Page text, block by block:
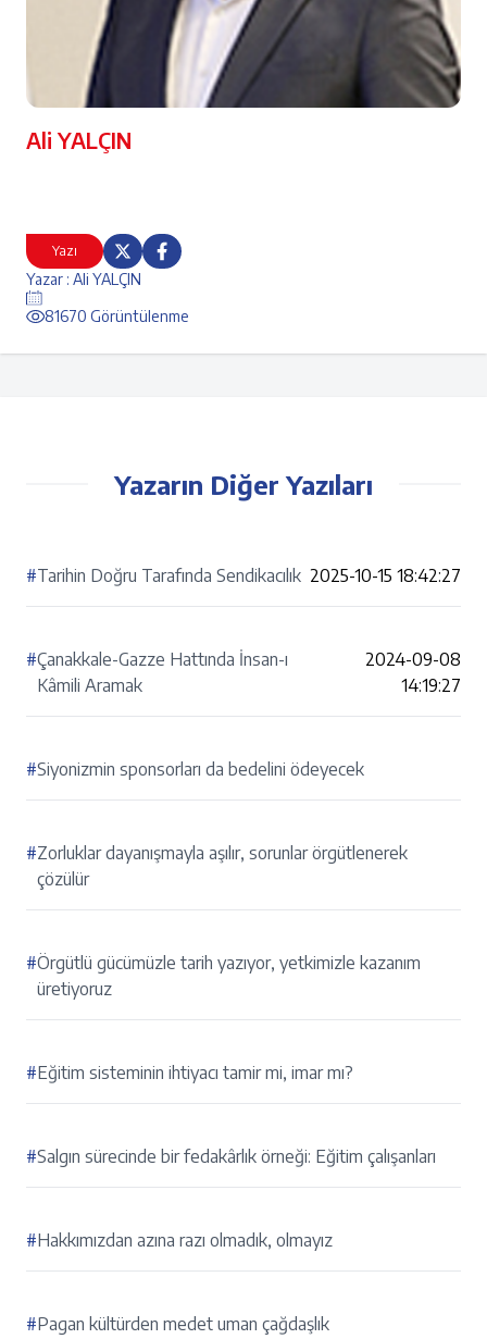
Yazı
Yazar : Ali YALÇIN
81670 Görüntülenme
Ali YALÇIN
Yazarın Diğer Yazıları
#Tarihin Doğru Tarafında Sendikacılık 2025-10-15 18:42:27
#Çanakkale-Gazze Hattında İnsan-ı
Kâmili Aramak
2024-09-08
14:19:27
#Siyonizmin sponsorları da bedelini ödeyecek
#Zorluklar dayanışmayla aşılır, sorunlar örgütlenerek
çözülür
#Örgütlü gücümüzle tarih yazıyor, yetkimizle kazanım
üretiyoruz
#Eğitim sisteminin ihtiyacı tamir mi, imar mı?
#Salgın sürecinde bir fedakârlık örneği: Eğitim çalışanları
#Hakkımızdan azına razı olmadık, olmayız
#Pagan kültürden medet uman çağdaşlık